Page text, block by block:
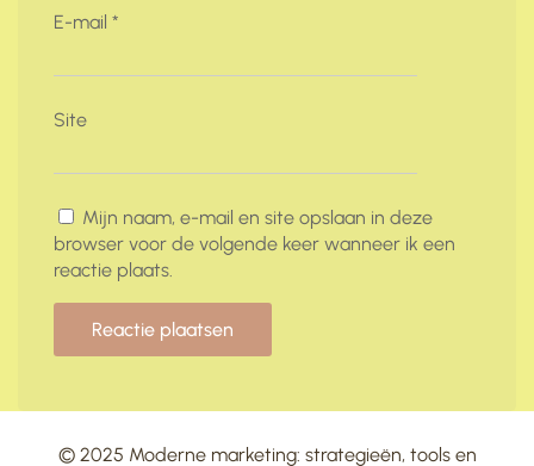
E-mail *
Site
Mijn naam, e-mail en site opslaan in deze
browser voor de volgende keer wanneer ik een
reactie plaats.
© 2025 Moderne marketing: strategieën, tools en